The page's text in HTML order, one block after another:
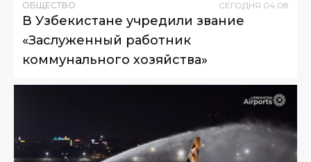
ОБЩЕСТВО СЕГОДНЯ 04:08
В Узбекистане учредили звание
«Заслуженный работник
коммунального хозяйства»